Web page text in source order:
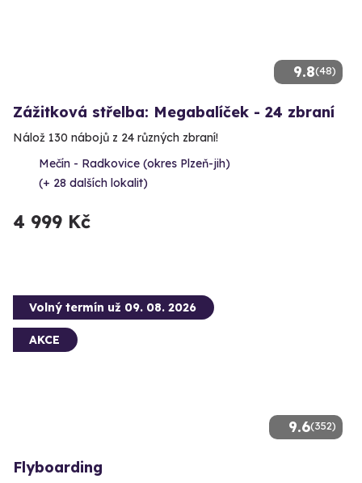
9.8(48)
Zážitková střelba: Megabalíček - 24 zbraní
Nálož 130 nábojů z 24 různých zbraní!
Mečín - Radkovice (okres Plzeň-jih)
(+ 28 dalších lokalit)
4 999 Kč
9.6(352)
Volný termín už 09. 08. 2026
AKCE
Flyboarding